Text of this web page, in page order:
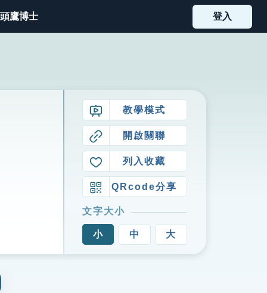
鷹博士 登入
教學模式
開啟關聯
列入收藏
QRcode分享
文字大小
小 中 大